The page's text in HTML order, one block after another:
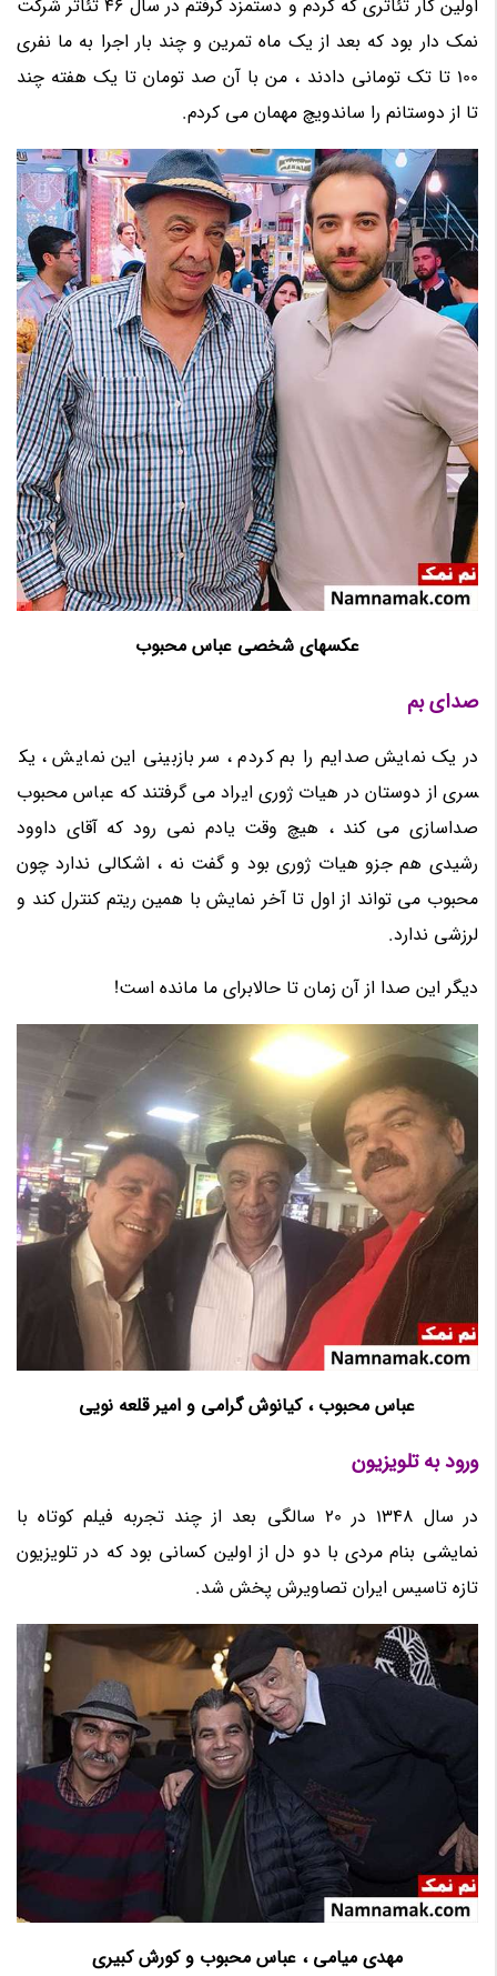
اولین کار تئاتری که کردم و دستمزد گرفتم در سال 46 تئاتر شرکت
نمک دار بود که بعد از یک ماه تمرین و چند بار اجرا به ما نفری
100 تا تک تومانی دادند ، من با آن صد تومان تا یک هفته چند
تا از دوستانم را ساندویچ مهمان می کردم.
عکسهای شخصی عباس محبوب
صدای بم
در یک نمایش صدایم را بم کردم ، سر بازبینی این نمایش ، یک​
سری از دوستان در هیات ژوری ایراد می گرفتند که عباس محبوب
صداسازی می کند ، هیچ وقت یادم نمی رود که آقای داوود
رشیدی هم جزو هیات ژوری بود و گفت نه ، اشکالی ندارد چون
محبوب می تواند از اول تا آخر نمایش با همین ریتم کنترل کند و
لرزشی ندارد.
دیگر این صدا از آن زمان تا حالابرای ما مانده است!
عباس محبوب ، کیانوش گرامی و امیر قلعه نویی
ورود به تلویزیون
در سال 1348 در 20 سالگی بعد از چند تجربه فیلم کوتاه با
نمایشی بنام مردی با دو دل از اولین کسانی بود که در تلویزیون
تازه تاسیس ایران تصاویرش پخش شد.
مهدی میامی ، عباس محبوب و کورش کبیری